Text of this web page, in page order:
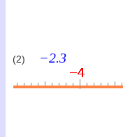
(2) −2.3